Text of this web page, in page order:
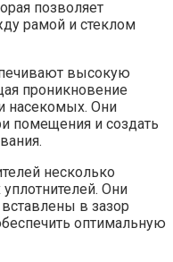
позволяет
рамой и стеклом
высокую
проникновение
насекомых. Они
помещения и создать
несколько
Они
в зазор
оптимальную